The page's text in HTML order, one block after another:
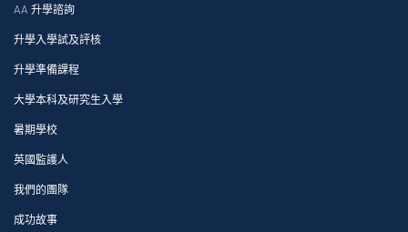
AA 升學諮詢
升學入學試及評核
升學準備課程
大學本科及研究生入學
暑期學校
英國監護人
我們的團隊
成功故事